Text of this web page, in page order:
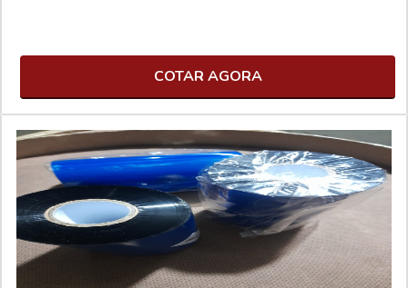
COTAR AGORA